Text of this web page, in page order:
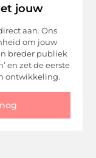
jouw
aan. Ons
om jouw
breder publiek
en zet de eerste
ontwikkeling.